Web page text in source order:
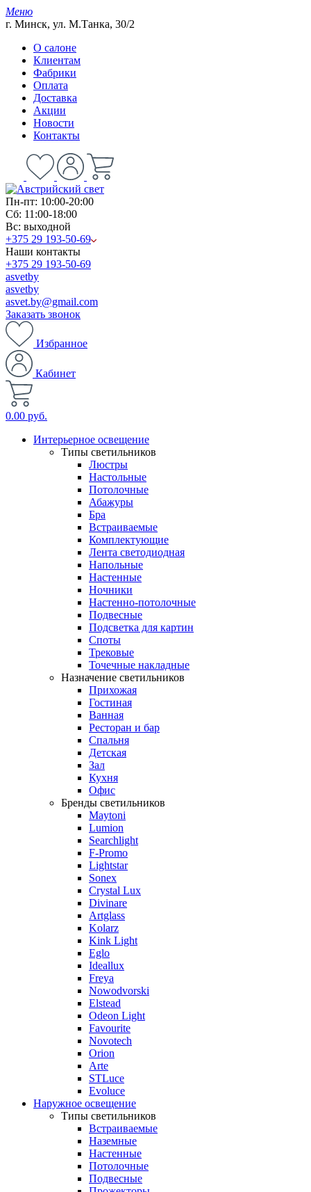
Меню
г. Минск, ул. М.Танка, 30/2
О салоне
Клиентам
Фабрики
Оплата
Доставка
Акции
Новости
Контакты
Пн-пт: 10:00-20:00
Сб: 11:00-18:00
Вс: выходной
+375 29 193-50-69
Наши контакты
+375 29 193-50-69
asvetby
asvetby
asvet.by@gmail.com
Заказать звонок
Избранное
Кабинет
0.00 руб.
Интерьерное освещение
Типы светильников
Люстры
Настольные
Потолочные
Абажуры
Бра
Встраиваемые
Комплектующие
Лента светодиодная
Напольные
Настенные
Ночники
Настенно-потолочные
Подвесные
Подсветка для картин
Споты
Трековые
Точечные накладные
Назначение светильников
Прихожая
Гостиная
Ванная
Ресторан и бар
Спальня
Детская
Зал
Кухня
Офис
Бренды светильников
Maytoni
Lumion
Searchlight
F-Promo
Lightstar
Sonex
Crystal Lux
Divinare
Artglass
Kolarz
Kink Light
Eglo
Ideallux
Freya
Nowodvorski
Elstead
Odeon Light
Favourite
Novotech
Orion
Arte
STLuce
Evoluce
Наружное освещение
Типы светильников
Встраиваемые
Наземные
Настенные
Потолочные
Подвесные